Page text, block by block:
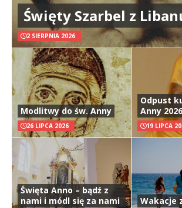
Święty Szarbel z
2 SIERPNIA 2026
Modlitwy do św. Anny
26 LIPCA 2026
Odpust
Anny 2026
19 LIPCA
Święta Anno – bądź z
nami i módl się za nami
Wakacje